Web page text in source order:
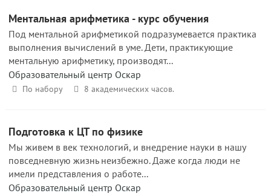
Ментальная арифметика - курс обучения
Под ментальной арифметикой подразумевается практика
выполнения вычислений в уме. Дети, практикующие
ментальную арифметику, производят...
Образовательный центр Оскар
По набору 8 академических часов.
Подготовка к ЦТ по физике
Мы живем в век технологий, и внедрение науки в нашу
повседневную жизнь неизбежно. Даже когда люди не
имели представления о работе...
Образовательный центр Оскар